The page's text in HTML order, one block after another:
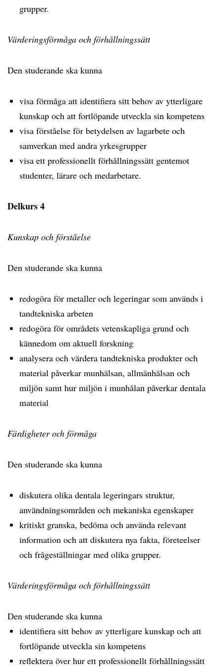
grupper.
Värderingsförmåga och förhållningssätt
Den studerande ska kunna
visa förmåga att identifiera sitt behov av ytterligare
kunskap och att fortlöpande utveckla sin kompetens
visa förståelse för betydelsen av lagarbete och
samverkan med andra yrkesgrupper
visa ett professionellt förhållningssätt gentemot
studenter, lärare och medarbetare.
Delkurs 4
Kunskap och förståelse
Den studerande ska kunna
redogöra för metaller och legeringar som används i
tandtekniska arbeten
redogöra för områdets vetenskapliga grund och
kännedom om aktuell forskning
analysera och värdera tandtekniska produkter och
material påverkar munhälsan, allmänhälsan och
miljön samt hur miljön i munhålan påverkar dentala
material
Färdigheter och förmåga
Den studerande ska kunna
diskutera olika dentala legeringars struktur,
användningsområden och mekaniska egenskaper
kritiskt granska, bedöma och använda relevant
information och att diskutera nya fakta, företeelser
och frågeställningar med olika grupper.
Värderingsförmåga och förhållningssätt
Den studerande ska kunna
identifiera sitt behov av ytterligare kunskap och att
fortlöpande utveckla sin kompetens
reflektera över hur ett professionellt förhållningssätt